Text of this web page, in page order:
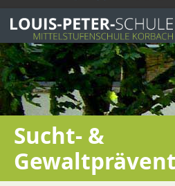
Sucht- &